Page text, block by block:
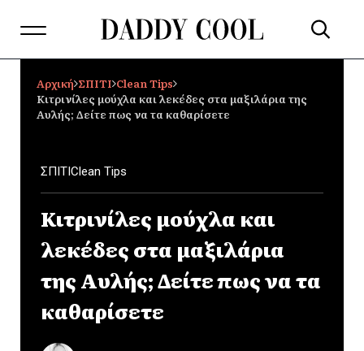
Αρχική ΣΠΙΤΙ Clean Tips
Κιτρινίλες μούχλα και λεκέδες στα μαξιλάρια της
Αυλής; Δείτε πως να τα καθαρίσετε
ΣΠΙΤΙClean Tips
Κιτρινίλες μούχλα και
λεκέδες στα μαξιλάρια
της Αυλής; Δείτε πως να τα
καθαρίσετε